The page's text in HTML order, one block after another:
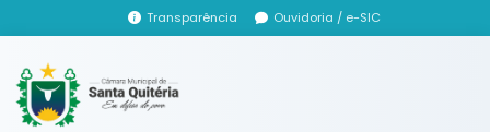
Transparência Ouvidoria / e-SIC